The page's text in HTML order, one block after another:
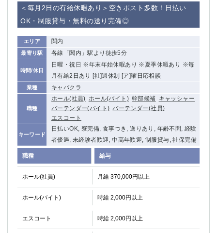
＜毎月2日の有給休暇あり＞空きポスト多数！日払い
OK・制服貸与・無料の送り完備◎
エリア 関内
最寄り駅 各線「関内」駅より徒歩5分
時間/休日
日曜・祝日 ※年末年始休暇あり ※夏季休暇あり ※毎
月有給2日あり [社]週休制 [ア]曜日応相談
業種 キャバクラ
職種
ホール(社員) ホール(バイト) 幹部候補 キャッシャー
バーテンダー(バイト) バーテンダー(社員)
エスコート
キーワード
日払いOK, 寮完備, 食事つき, 送りあり, 年齢不問, 経験
者優遇, 未経験者歓迎, 中高年歓迎, 制服貸与, 社保完備
職種 給与
ホール(社員) 月給 370,000円以上
ホール(バイト) 時給 2,000円以上
エスコート 時給 2,000円以上